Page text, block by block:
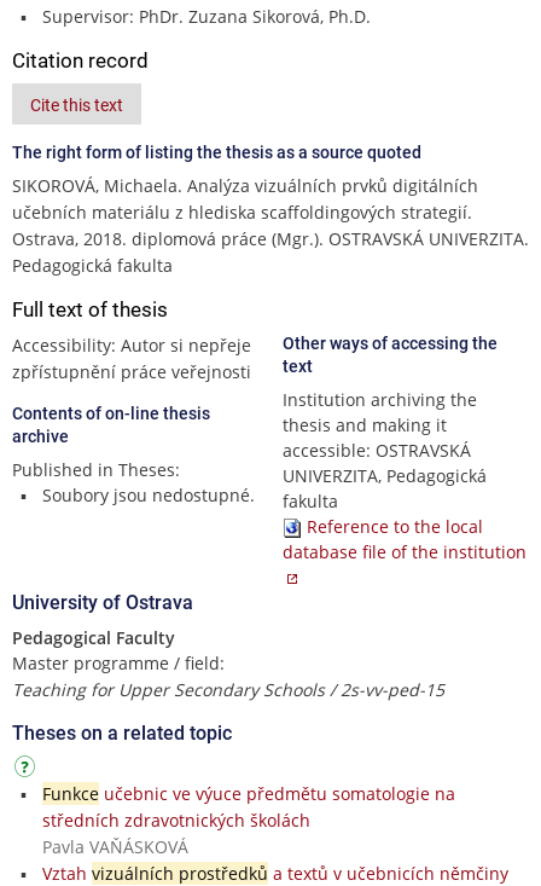
Supervisor: PhDr. Zuzana Sikorová, Ph.D.
Citation record
Cite this text
The right form of listing the thesis as a source quoted
SIKOROVÁ, Michaela. Analýza vizuálních prvků digitálních
učebních materiálu z hlediska scaffoldingových strategií.
Ostrava, 2018. diplomová práce (Mgr.). OSTRAVSKÁ UNIVERZITA.
Pedagogická fakulta
Full text of thesis
Accessibility: Autor si nepřeje
zpřístupnění práce veřejnosti
Contents of on-line thesis
archive
Published in Theses:
Soubory jsou nedostupné.
Other ways of accessing the
text
Institution archiving the
thesis and making it
accessible: OSTRAVSKÁ
UNIVERZITA, Pedagogická
fakulta
Reference to the local
database file of the institution
University of Ostrava
Pedagogical Faculty
Master programme / field:
Teaching for Upper Secondary Schools / 2s-vv-ped-15
Theses on a related topic
Funkceučebnic ve výuce předmětu somatologie na
středních zdravotnických školách
Pavla VAŇÁSKOVÁ
Vztah vizuálních prostředků a textů v učebnicích němčiny